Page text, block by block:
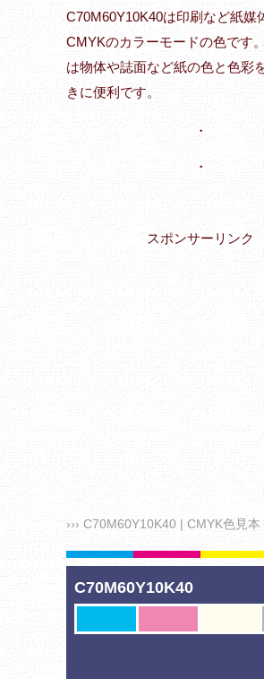
C70M60Y10K40は印刷など紙媒
CMYKのカラーモードの色です
は物体や誌面など紙の色と色彩
きに便利です。
・
・
スポンサーリンク
››› C70M60Y10K40 | CMYK色見本
C70M60Y10K40